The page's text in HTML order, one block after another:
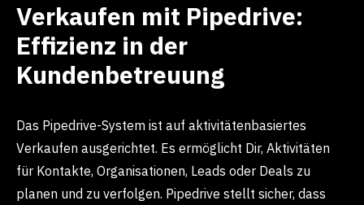
Verkaufen mit Pipedrive:
Effizienz in der
Kundenbetreuung
Das Pipedrive-System ist auf aktivitätenbasiertes
Verkaufen ausgerichtet. Es ermöglicht Dir, Aktivitäten
für Kontakte, Organisationen, Leads oder Deals zu
planen und zu verfolgen. Pipedrive stellt sicher, dass